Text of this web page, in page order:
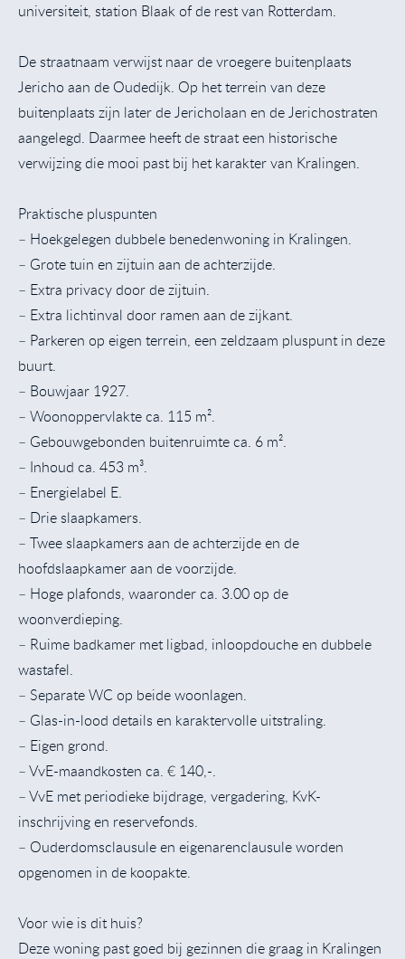
universiteit, station Blaak of de rest van Rotterdam.
De straatnaam verwijst naar de vroegere buitenplaats
Jericho aan de Oudedijk. Op het terrein van deze
buitenplaats zijn later de Jericholaan en de Jerichostraten
aangelegd. Daarmee heeft de straat een historische
verwijzing die mooi past bij het karakter van Kralingen.
Praktische pluspunten
– Hoekgelegen dubbele benedenwoning in Kralingen.
– Grote tuin en zijtuin aan de achterzijde.
– Extra privacy door de zijtuin.
– Extra lichtinval door ramen aan de zijkant.
– Parkeren op eigen terrein, een zeldzaam pluspunt in deze
buurt.
– Bouwjaar 1927.
– Woonoppervlakte ca. 115 m².
– Gebouwgebonden buitenruimte ca. 6 m².
– Inhoud ca. 453 m³.
– Energielabel E.
– Drie slaapkamers.
– Twee slaapkamers aan de achterzijde en de
hoofdslaapkamer aan de voorzijde.
– Hoge plafonds, waaronder ca. 3.00 op de
woonverdieping.
– Ruime badkamer met ligbad, inloopdouche en dubbele
wastafel.
– Separate WC op beide woonlagen.
– Glas-in-lood details en karaktervolle uitstraling.
– Eigen grond.
– VvE-maandkosten ca. € 140,-.
– VvE met periodieke bijdrage, vergadering, KvK-
inschrijving en reservefonds.
– Ouderdomsclausule en eigenarenclausule worden
opgenomen in de koopakte.
Voor wie is dit huis?
Deze woning past goed bij gezinnen die graag in Kralingen